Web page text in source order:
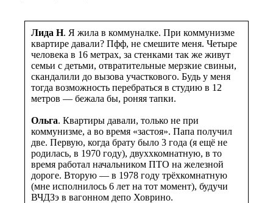
Лида Н. Я жила в коммуналке. При коммунизме
квартире давали? Пфф, не смешите меня. Четыре
человека в 16 метрах, за стенками так же живут
семьи с детьми, отвратительные мерзкие свиньи,
скандалили до вызова участкового. Будь у меня
тогда возможность перебраться в студию в 12
метров — бежала бы, роняя тапки.
Ольга. Квартиры давали, только не при
коммунизме, а во время «застоя». Папа получил
две. Первую, когда брату было 3 года (я ещё не
родилась, в 1970 году), двуххкомнатную, в то
время работал начальником ПТО на железной
дороге. Вторую — в 1978 году трёхкомнатную
(мне исполнилось 6 лет на тот момент), будучи
ВЧДЗэ в вагонном депо Ховрино.